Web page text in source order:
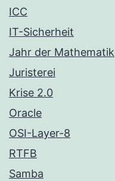
ICC
IT-Sicherheit
Jahr der Mathematik
Juristerei
Krise 2.0
Oracle
OSI-Layer-8
RTFB
Samba